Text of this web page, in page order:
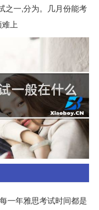
之一,分为。几月份能考
上
一年雅思考试时间都是